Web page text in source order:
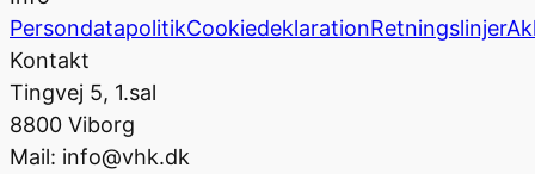
PersondatapolitikCookiedeklarationRetningslinjer
Kontakt
Tingvej 5, 1.sal
8800 Viborg
Mail: info@vhk.dk